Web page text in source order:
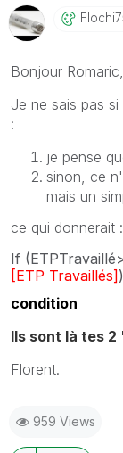
Bonjour Romaric,
Je ne sais pas
:
je pense
sinon, ce
mais un
ce qui donnerait :
If
[ETP Travaillés] )
Ils sont là tes 2
Florent.
959 Views